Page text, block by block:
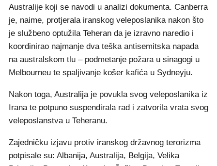
Australije koji se navodi u analizi dokumenta. Canberra
je, naime, protjerala iranskog veleposlanika nakon što
je službeno optužila Teheran da je izravno naredio i
koordinirao najmanje dva teška antisemitska napada
na australskom tlu – podmetanje požara u sinagogi u
Melbourneu te spaljivanje košer kafića u Sydneyju.
Nakon toga, Australija je povukla svog veleposlanika iz
Irana te potpuno suspendirala rad i zatvorila vrata svog
veleposlanstva u Teheranu.
Zajedničku izjavu protiv iranskog državnog terorizma
potpisale su: Albanija, Australija, Belgija, Velika